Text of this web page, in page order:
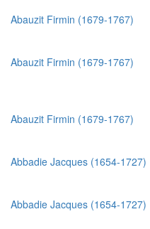
Abauzit Firmin (1679-1767)
Abauzit Firmin (1679-1767)
Abauzit Firmin (1679-1767)
Abbadie Jacques (1654-1727)
Abbadie Jacques (1654-1727)